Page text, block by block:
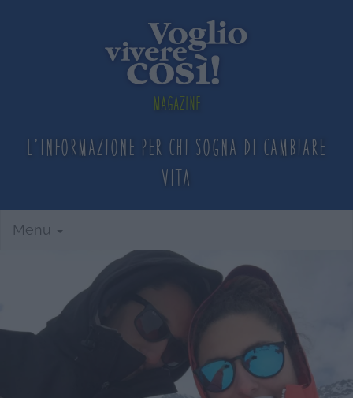
Magazine
L'informazione per chi sogna di cambiare
vita
Menu